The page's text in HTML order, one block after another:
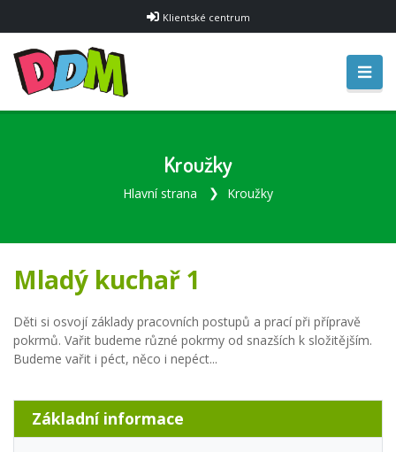
Klientské centrum
Kroužky
Hlavní strana Kroužky
Mladý kuchař 1
Děti si osvojí základy pracovních postupů a prací při přípravě
pokrmů. Vařit budeme různé pokrmy od snazších k složitějším.
Budeme vařit i péct, něco i nepéct...
Základní informace